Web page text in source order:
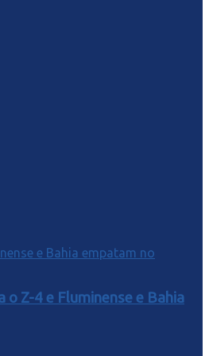
Z-4 e Fluminense e Bahia